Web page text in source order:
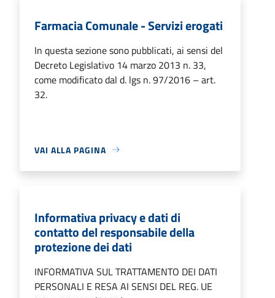
Farmacia Comunale - Servizi erogati
In questa sezione sono pubblicati, ai sensi del
Decreto Legislativo 14 marzo 2013 n. 33,
come modificato dal d. lgs n. 97/2016 – art.
32.
VAI ALLA PAGINA
Informativa privacy e dati di
contatto del responsabile della
protezione dei dati
INFORMATIVA SUL TRATTAMENTO DEI DATI
PERSONALI E RESA AI SENSI DEL REG. UE